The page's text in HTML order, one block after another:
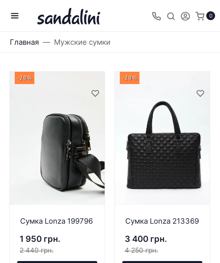
0
Главная Мужские сумки
-20%
Сумка Lonza 199796
1 950 грн.
2 440 грн.
-20%
Сумка Lonza 213369
3 400 грн.
4 250 грн.